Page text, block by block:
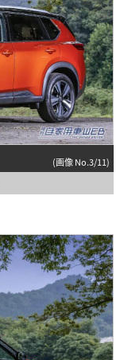
(画像 No.3/11)